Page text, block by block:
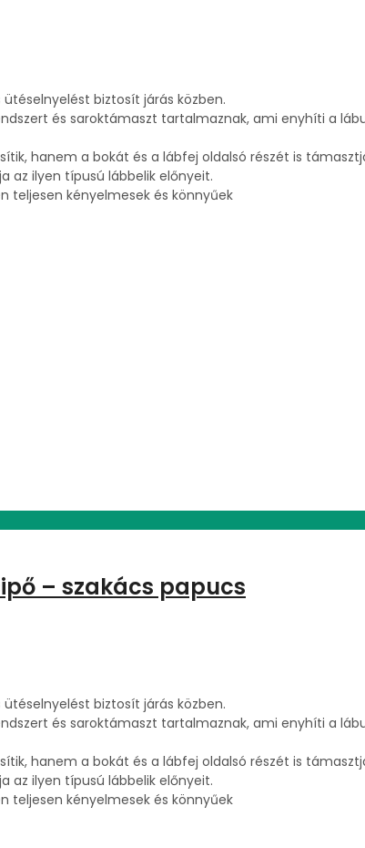
biztosít járás közben.
és saroktámaszt tartalmaznak, ami enyhíti a
hanem a bokát és a lábfej oldalsó részét is
az ilyen típusú lábbelik előnyeit.
teljesen kényelmesek és könnyűek
– szakács papucs
biztosít járás közben.
és saroktámaszt tartalmaznak, ami enyhíti a
hanem a bokát és a lábfej oldalsó részét is
az ilyen típusú lábbelik előnyeit.
teljesen kényelmesek és könnyűek